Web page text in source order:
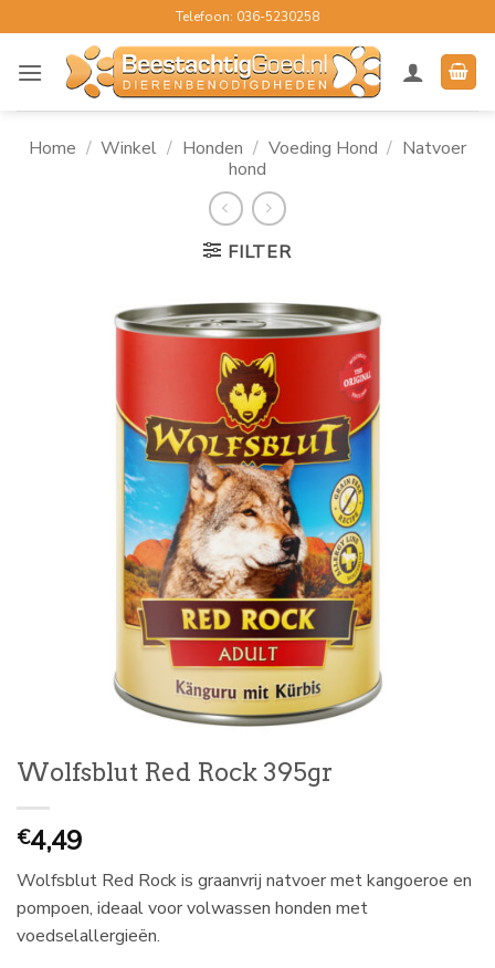
naar
inhoud
Telefoon: 036-5230258
Home / Winkel / Honden / Voeding Hond / Natvoer
hond
FILTER
Wolfsblut Red Rock 395gr
€4,49
Wolfsblut Red Rock is graanvrij natvoer met kangoeroe en
pompoen, ideaal voor volwassen honden met
voedselallergieën.